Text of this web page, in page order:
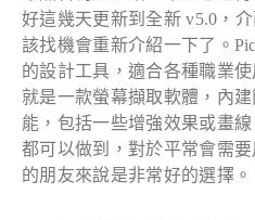
好這幾天更新到全新 v5.0，
該找機會重新介紹一下了。
的設計工具，適合各種職業
就是一款螢幕擷取軟體，內
能，包括一些增強效果或畫
都可以做到，對於平常會需
的朋友來說是非常好的選擇。